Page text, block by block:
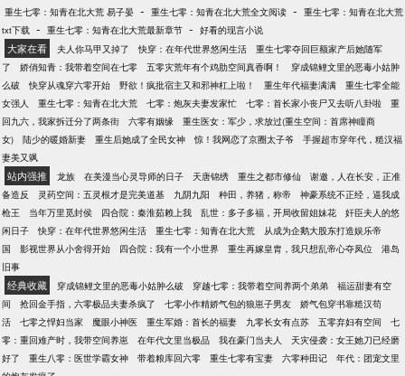
重生七零：知青在北大荒 易子晏 - 重生七零：知青在北大荒全文阅读 - 重生七零：知青在北大荒
txt下载 - 重生七零：知青在北大荒最新章节 - 好看的现言小说
大家在看 夫人你马甲又掉了 快穿：在年代世界悠闲生活
重生七零夺回巨额家产后她随军
了
娇俏知青：我带着空间在七零 五零灾荒年有个鸡肋空间真香啊！
穿成锦鲤文里的恶毒小姑肿
么破
快穿从魂穿六零开始 野欲！疯批宿主又和邪神杠上啦！ 重生年代福妻满满
重生七零全能
女强人
重生七零：知青在北大荒 七零：炮灰夫妻发家忙 七零：首长家小丧尸又去听八卦啦
重
回九六，我家拆迁分了两条街
六零有姻缘
重生医女：军少，求放过(重生空间：首席神瞳商
女)
陆少的暖婚新妻 重生后她成了全民女神 惊！我网恋了京圈太子爷
手握超市穿年代，糙汉福
妻美又飒
站内强推 龙族 在美漫当心灵导师的日子 天唐锦绣 重生之都市修仙
谢邀，人在长安，正准
备造反
灵药空间：五灵根才是完美道基 九阴九阳 种田，养猪，称帝
神豪系统不正经，逼我成
枪王
当年万里觅封侯 四合院：秦淮茹赖上我 乱世：多子多福，开局收留姐妹花
奸臣夫人的悠
闲日子
快穿：在年代世界悠闲生活 重生七零：知青在北大荒
从成为企鹅大股东打造娱乐帝
国
影视世界从小舍得开始 四合院：我有一个小世界 重生再嫁皇胄，我只想乱帝心夺凤位
港岛
旧事
经典收藏 穿成锦鲤文里的恶毒小姑肿么破 穿越七零：我带着空间养两个弟弟
福运甜妻有空
间
抢回金手指，六零极品夫妻杀疯了 七零小作精娇气包的狼崽子男友
娇气包穿书靠糙汉苟
活
七零之悍妇当家 魔眼小神医 重生军婚：首长的福妻 九零长女有点苏 五零弃妇有空间
七
零：重回难产时，我带空间养崽
在年代文里当极品 我在豪门当夫人
天灾侵袭：女王她刀已经磨
好了
重生八零：医世学霸女神 带着粮库回六零 重生七零有宝妻 六零种田记
年代：团宠文里